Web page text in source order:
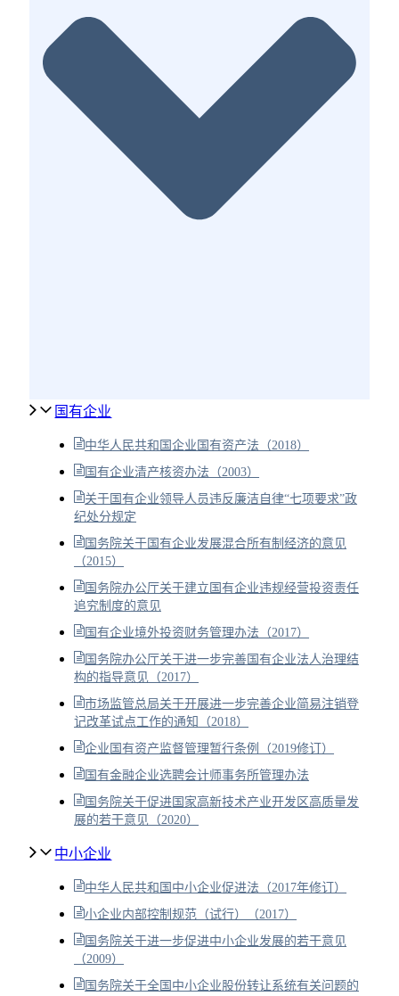
国有企业
中华人民共和国企业国有资产法（2018）
国有企业清产核资办法（2003）
关于国有企业领导人员违反廉洁自律“七项要求”政
纪处分规定
国务院关于国有企业发展混合所有制经济的意见
（2015）
国务院办公厅关于建立国有企业违规经营投资责任
追究制度的意见
国有企业境外投资财务管理办法（2017）
国务院办公厅关于进一步完善国有企业法人治理结
构的指导意见（2017）
市场监管总局关于开展进一步完善企业简易注销登
记改革试点工作的通知（2018）
企业国有资产监督管理暂行条例（2019修订）
国有金融企业选聘会计师事务所管理办法
国务院关于促进国家高新技术产业开发区高质量发
展的若干意见（2020）
中小企业
中华人民共和国中小企业促进法（2017年修订）
小企业内部控制规范（试行）（2017）
国务院关于进一步促进中小企业发展的若干意见
（2009）
国务院关于全国中小企业股份转让系统有关问题的